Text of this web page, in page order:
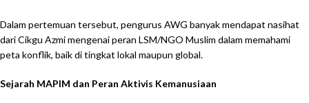
Dalam pertemuan tersebut, pengurus AWG banyak mendapat nasihat
dari Cikgu Azmi mengenai peran LSM/NGO Muslim dalam memahami
peta konflik, baik di tingkat lokal maupun global.
Sejarah MAPIM dan Peran Aktivis Kemanusiaan